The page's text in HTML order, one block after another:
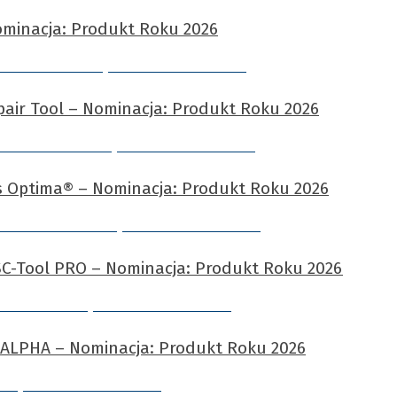
Produkt Roku 2026
Tool – Nominacja: Produkt Roku 2026
– Nominacja: Produkt Roku 2026
Tool PRO – Nominacja: Produkt Roku 2026
– Nominacja: Produkt Roku 2026